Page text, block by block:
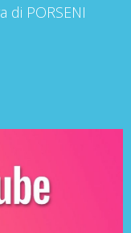
di PORSENI